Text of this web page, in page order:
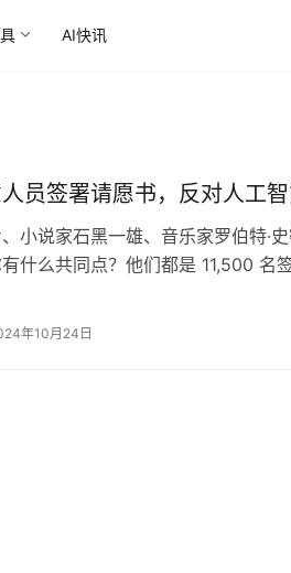
AI快讯
员签署请愿书，反对人工
小说家石黑一雄、音乐家罗伯特·
有什么共同点？他们都是 11,500 名
年10月24日